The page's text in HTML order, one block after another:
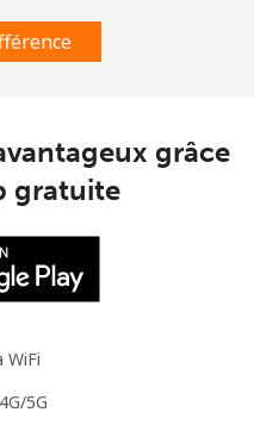
grâce
gratuite
WiFi
5G